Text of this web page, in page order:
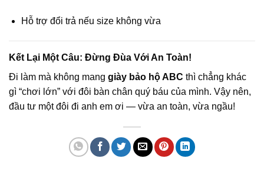
Hỗ trợ đổi trả nếu size không vừa
Kết Lại Một Câu: Đừng Đùa Với An Toàn!
Đi làm mà không mang giày bảo hộ ABC thì chẳng khác
gì “chơi lớn” với đôi bàn chân quý báu của mình. Vậy nên,
đầu tư một đôi đi anh em ơi — vừa an toàn, vừa ngầu!